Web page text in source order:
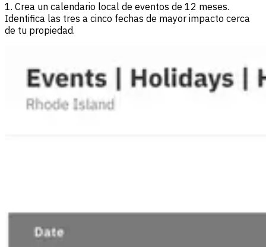
1. Crea un calendario local de eventos de 12 meses.
Identifica las tres a cinco fechas de mayor impacto cerca
de tu propiedad.